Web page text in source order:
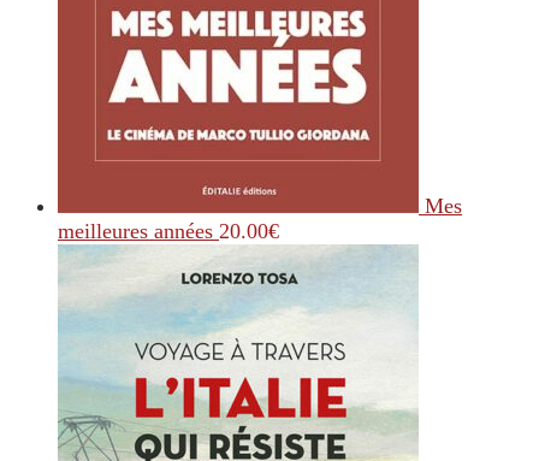
Mes
meilleures années 20.00€